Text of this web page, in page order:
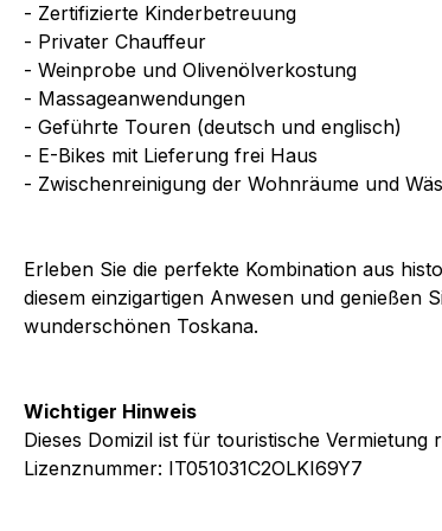
- Zertifizierte Kinderbetreuung
- Privater Chauffeur
- Weinprobe und Olivenölverkostung
- Massageanwendungen
- Geführte Touren (deutsch und englisch)
- E-Bikes mit Lieferung frei Haus
- Zwischenreinigung der Wohnräume und
Erleben Sie die perfekte Kombination aus
diesem einzigartigen Anwesen und genießen
wunderschönen Toskana.
Wichtiger Hinweis
Dieses Domizil ist für touristische Vermietung
Lizenznummer: IT051031C2OLKI69Y7